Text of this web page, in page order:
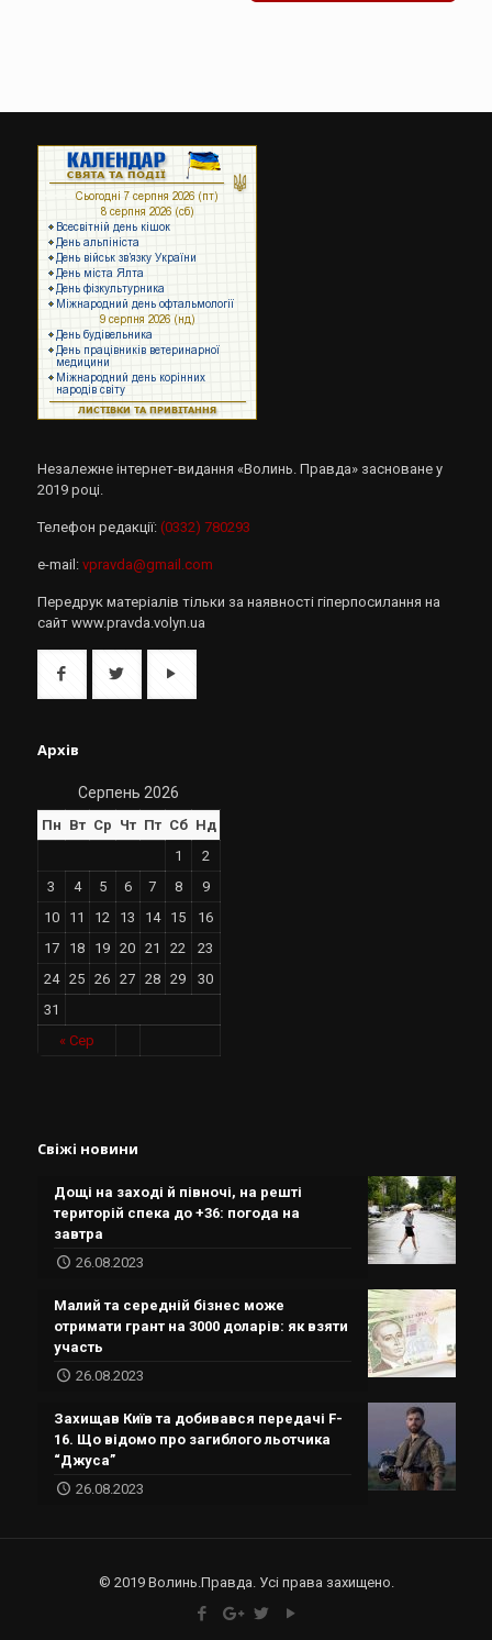
Незалежне інтернет-видання «Волинь. Правда» засноване у
2019 році.
Телефон редакції: (0332) 780293
e-mail: vpravda@gmail.com
Передрук матеріалів тільки за наявності гіперпосилання на
сайт www.pravda.volyn.ua
Архів
Серпень 2026
Пн Вт Ср Чт Пт Сб Нд
« Сер
1
2
3
4 5 6 7 8
9
10
11 12 13 14 15
16
17
18 19 20 21 22
23
24
25 26 27 28 29
30
31
Свіжі новини
Дощі на заході й півночі, на решті
територій спека до +36: погода на
завтра
26.08.2023
Малий та середній бізнес може
отримати грант на 3000 доларів: як взяти
участь
26.08.2023
Захищав Київ та добивався передачі F-
16. Що відомо про загиблого льотчика
“Джуса”
26.08.2023
© 2019 Волинь.Правда. Усі права захищено.